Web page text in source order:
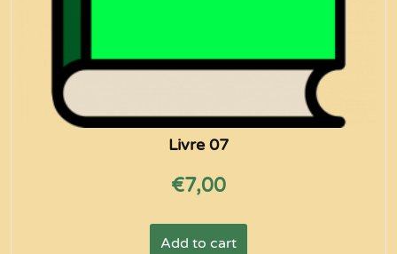
Livre 07
€7,00
Add to cart